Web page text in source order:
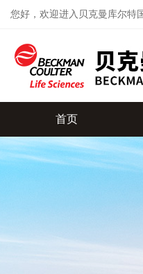
您好，欢迎进入贝克曼库尔特
首页